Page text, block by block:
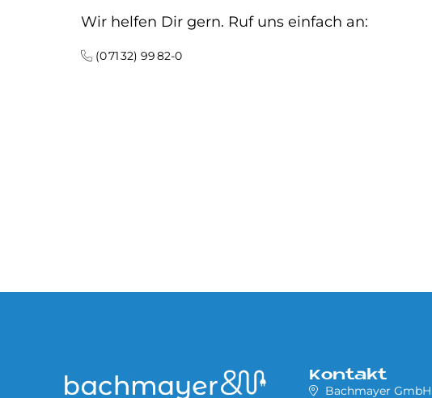
Wir helfen Dir gern. Ruf uns einfach an:
(0 71 32) 99 82-0
Kontakt
Bachmayer GmbH